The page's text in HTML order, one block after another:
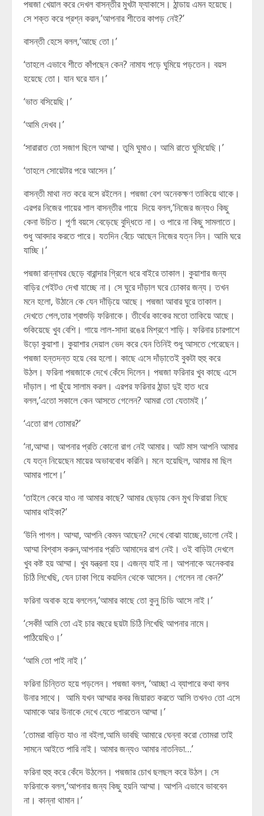
পদ্মজা খেয়াল করে দেখল বাসন্তীর মুখটা ফ্যাকাসে। ঠান্ডায় এমন হয়েছে।
সে শক্ত করে প্রশ্ন করল,’আপনার শীতের কাপড় নেই?’
বাসন্তী হেসে বলল,’আছে তো।’
‘তাহলে এভাবে শীতে কাঁপছেন কেন? নামায পড়ে ঘুমিয়ে পড়তেন। বয়স
হয়েছে তো। যান ঘরে যান।’
‘ভাত বসিয়েছি।’
‘আমি দেখব।’
‘সারারাত তো সজাগ ছিলে আম্মা। তুমি ঘুমাও। আমি রাতে ঘুমিয়েছি।’
‘তাহলে সোয়েটার পরে আসেন।’
বাসন্তী মাথা নত করে বসে রইলেন। পদ্মজা বেশ অনেকক্ষণ তাকিয়ে থাকে।
এরপর নিজের গায়ের শাল বাসন্তীর গায়ে দিয়ে বলল,’নিজের জন্যও কিছু
কেনা উচিত। পূর্ণা বয়সে বেড়েছে বুদ্ধিতে না। ও পারে না কিছু সামলাতে।
শুধু আবদার করতে পারে। যতদিন বেঁচে আছেন নিজের যত্ন নিন। আমি ঘরে
যাচ্ছি।’
পদ্মজা রান্নাঘর ছেড়ে বারান্দার গ্রিলে ধরে বাইরে তাকাল। কুয়াশার জন্য
বাড়ির গেইটও দেখা যাচ্ছে না। সে ঘুরে দাঁড়াল ঘরে ঢোকার জন্য। তখন
মনে হলো, উঠানে কে যেন দাঁড়িয়ে আছে। পদ্মজা আবার ঘুরে তাকাল।
দেখতে পেল,তার শ্বাশুড়ি ফরিনাকে। তীর্থের কাকের মতো তাকিয়ে আছে।
শুকিয়েছে খুব বেশি। গায়ে লাল-সাদা রঙের মিশ্রণে শাড়ি। ফরিনার চারপাশে
উড়ো কুয়াশা। কুয়াশার দেয়াল ভেদ করে যেন তিনিই শুধু আসতে পেরেছেন।
পদ্মজা হন্তদন্ত হয়ে বের হলো। কাছে এসে দাঁড়াতেই বুকটা হুহু করে
উঠল। ফরিনা পদ্মজাকে দেখে কেঁদে দিলেন। পদ্মজা ফরিনার খুব কাছে এসে
দাঁড়াল। পা ছুঁয়ে সালাম করল। এরপর ফরিনার ঠান্ডা দুই হাত ধরে
বলল,’এতো সকালে কেন আসতে গেলেন? আমরা তো যেতামই।’
‘এতো রাগ তোমার?’
‘না,আম্মা। আপনার প্রতি কোনো রাগ নেই আমার। আট মাস আপনি আমার
যে যত্ন নিয়েছেন মায়ের অভাববোধ করিনি। মনে হয়েছিল, আমার মা ছিল
আমার পাশে।’
‘তাইলে কেরে যাও না আমার কাছে? আমার ছেড়ায় কেন মুখ ফিরায়া নিছে
আমার থাইকা?’
‘উনি পাগল। আম্মা, আপনি কেমন আছেন? দেখে বোঝা যাচ্ছে,ভালো নেই।
আম্মা বিশ্বাস করুন,আপনার প্রতি আমাদের রাগ নেই। ওই বাড়িটা দেখলে
খুব কষ্ট হয় আম্মা। খুব যন্ত্রনা হয়। এজন্য যাই না। আপনাকে অনেকবার
চিঠি লিখেছি, যেন ঢাকা গিয়ে কয়দিন থেকে আসেন। গেলেন না কেন?’
ফরিনা অবাক হয়ে বললেন,’আমার কাছে তো কুনু চিডি আসে নাই।’
‘সেকী! আমি তো এই চার বছরে ছয়টা চিঠি লিখেছি আপনার নামে।
পাঠিয়েছিও।’
‘আমি তো পাই নাই।’
ফরিনা চিন্তিত হয়ে পড়লেন। পদ্মজা বলল, ‘আচ্ছা এ ব্যাপারে কথা বলব
উনার সাথে। আমি যখন আম্মার কবর জিয়ারত করতে আসি তখনও তো এসে
আমাকে আর উনাকে দেখে যেতে পারতেন আম্মা।’
‘তোমরা বাড়িত যাও না বইলা,আমি ভাবছি আমারে ঘেন্না করো তোমরা তাই
সামনে আইতে পারি নাই। আমার জন্যও আমার নাতনিডা…’
ফরিনা হুহু করে কেঁদে উঠলেন। পদ্মজার চোখ ছলছল করে উঠল। সে
ফরিনাকে বলল,’আপনার জন্য কিছু হয়নি আম্মা। আপনি এভাবে ভাববেন
না। কান্না থামান।’